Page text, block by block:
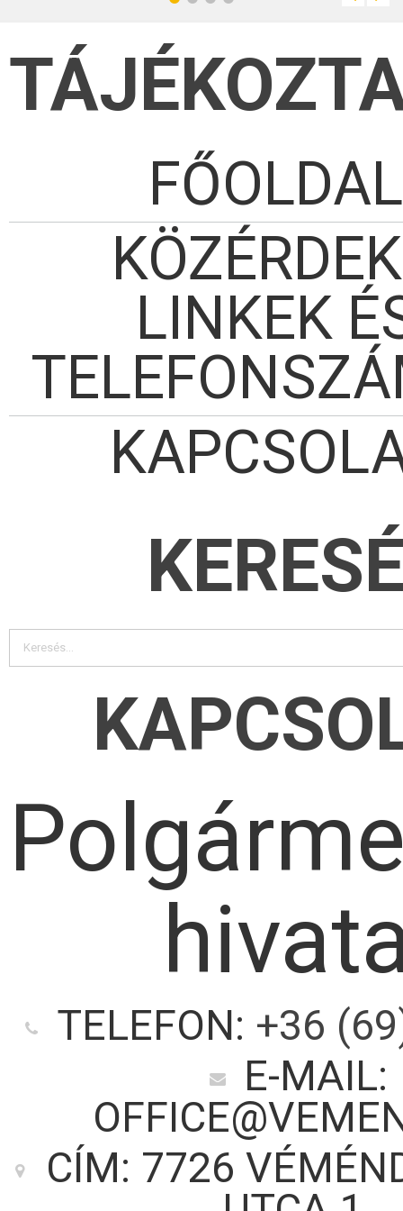
FŐOLDAL
LINKEK
TELEFON: +36
E-MAIL:
CÍM: 7726